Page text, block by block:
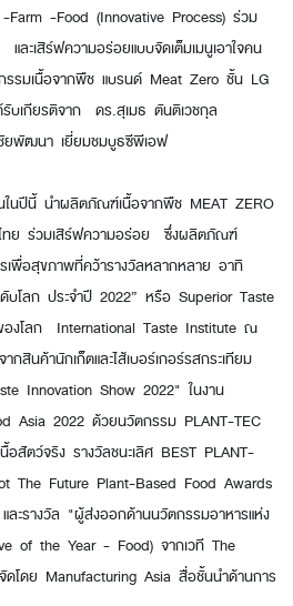
-Food (Innovative Process) ร่วม
เสิร์ฟความอร่อยแบบจัดเต็มเมนูเอาใจคน
รรมเนื้อจากพืช แบรนด์ Meat Zero ชั้น LG
เกียรติจาก ดร.สุเมธ ตันติเวชกุล
ยพัฒนา เยี่ยมชมบูธซีพีเอฟ
ในปีนี้ นำผลิตภัณฑ์เนื้อจากพืช MEAT ZERO
ทย ร่วมเสิร์ฟความอร่อย ซึ่งผลิตภัณฑ์
เพื่อสุขภาพที่คว้ารางวัลหลากหลาย อาทิ
บโลก ประจำปี 2022” หรือ Superior Taste
องโลก International Taste Institute ณ
กสินค้านักเก็ตและไส้เบอร์เกอร์รสกระเทียม
Innovation Show 2022" ในงาน
Asia 2022 ด้วยนวัตกรรม PLANT-TEC
อสัตว์จริง รางวัลชนะเลิศ BEST PLANT-
The Future Plant-Based Food Awards
ะรางวัล "ผู้ส่งออกด้านนวัตกรรมอาหารแห่ง
of the Year - Food) จากเวที The
โดย Manufacturing Asia สื่อชั้นนำด้านการ